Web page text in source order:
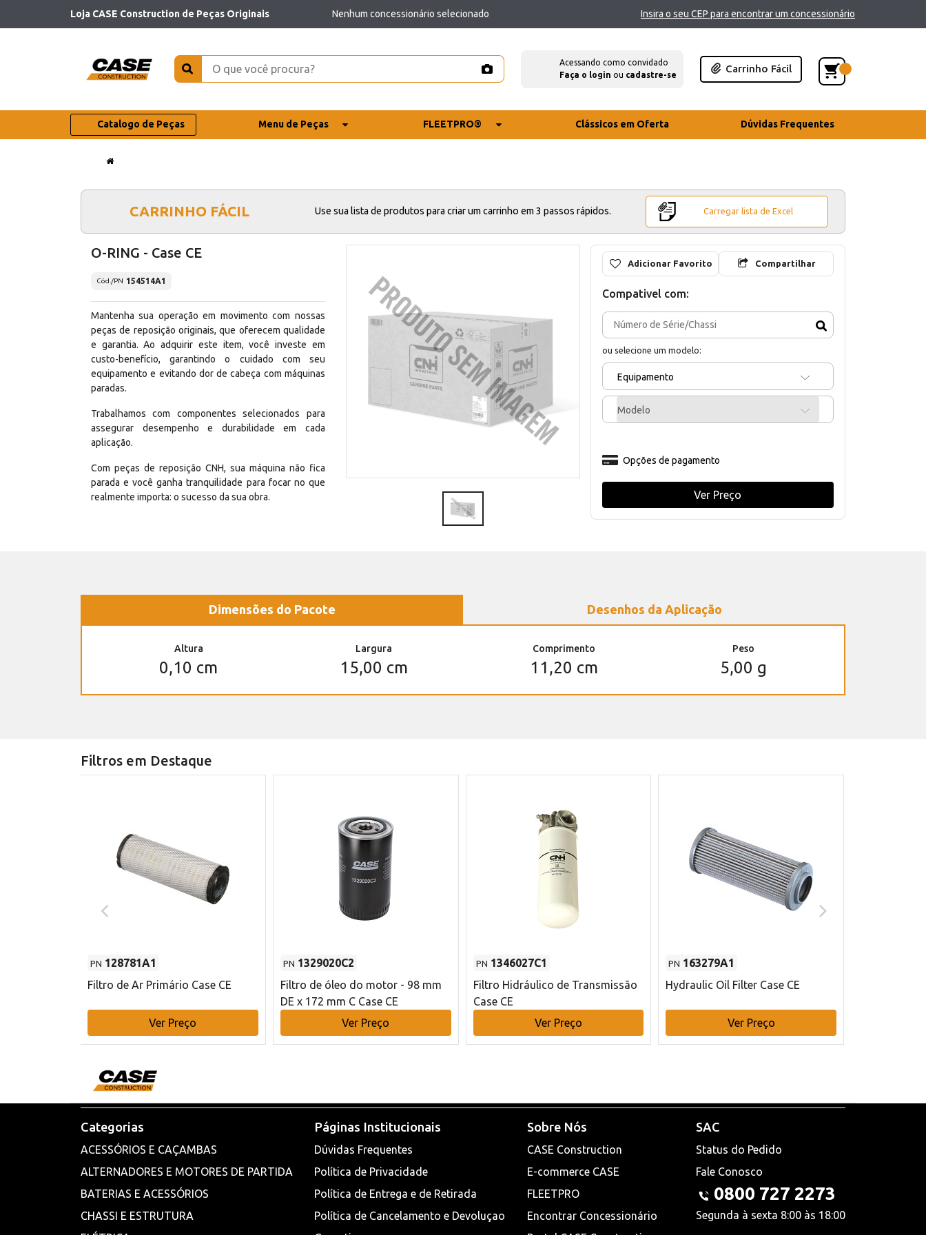
Loja CASE Construction de Peças Originais Nenhum concessionário selecionado Insira o seu CEP para encontrar um concessionário
Acessando como convidado
Faça o login ou cadastre-se
Carrinho Fácil
Catalogo de Peças Menu de Peças FLEETPRO® Clássicos em Oferta Dúvidas Frequentes
CARRINHO FÁCIL Use sua lista de produtos para criar um carrinho em 3 passos rápidos. Carregar lista de Excel
O-RING - Case CE
Cód./PN 154514A1
Mantenha sua operação em movimento com nossas
peças de reposição originais, que oferecem qualidade
e garantia. Ao adquirir este item, você investe em
custo-benefício, garantindo o cuidado com seu
equipamento e evitando dor de cabeça com máquinas
paradas.
Trabalhamos com componentes selecionados para
assegurar desempenho e durabilidade em cada
aplicação.
Com peças de reposição CNH, sua máquina não fica
parada e você ganha tranquilidade para focar no que
realmente importa: o sucesso da sua obra.
Adicionar Favorito Compartilhar
Compativel com:
ou selecione um modelo:
Equipamento
Modelo
Opções de pagamento
Ver Preço
Dimensões do Pacote Desenhos da Aplicação
Altura
0,10 cm
Largura
15,00 cm
Comprimento
11,20 cm
Peso
5,00 g
Filtros em Destaque
PN 128781A1
Filtro de Ar Primário Case CE
Ver Preço
PN 1329020C2
Filtro de óleo do motor - 98 mm
DE x 172 mm C Case CE
Ver Preço
PN 1346027C1
Filtro Hidráulico de Transmissão
Case CE
Ver Preço
PN 163279A1
Hydraulic Oil Filter Case CE
Ver Preço
Categorias
ACESSÓRIOS E CAÇAMBAS
ALTERNADORES E MOTORES DE PARTIDA
BATERIAS E ACESSÓRIOS
CHASSI E ESTRUTURA
Páginas Institucionais
Dúvidas Frequentes
Política de Privacidade
Política de Entrega e de Retirada
Política de Cancelamento e Devoluçao
Sobre Nós
CASE Construction
E-commerce CASE
FLEETPRO
Encontrar Concessionário
SAC
Status do Pedido
Fale Conosco
0800 727 2273
Segunda à sexta 8:00 às 18:00